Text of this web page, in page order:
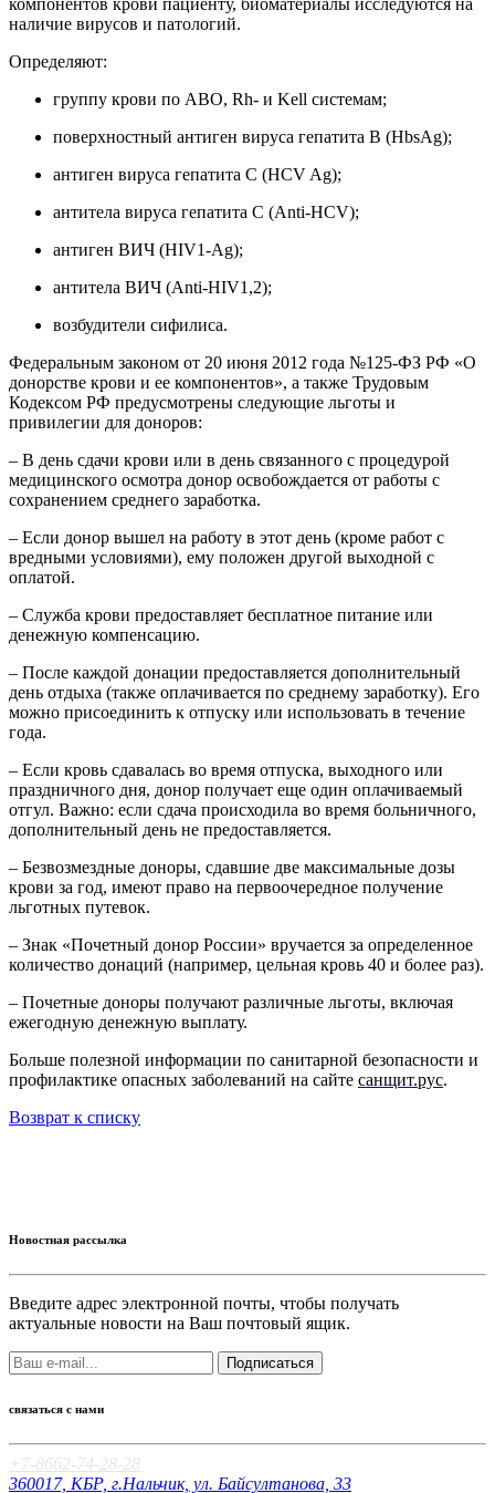
компонентов крови пациенту, биоматериалы исследуются на
наличие вирусов и патологий.
Определяют:
группу крови по АВО, Rh- и Kell системам;
поверхностный антиген вируса гепатита В (HbsAg);
антиген вируса гепатита С (HCV Ag);
антитела вируса гепатита С (Anti-HCV);
антиген ВИЧ (HIV1-Ag);
антитела ВИЧ (Anti-HIV1,2);
возбудители сифилиса.
Федеральным законом от 20 июня 2012 года №125-ФЗ РФ «О
донорстве крови и ее компонентов», а также Трудовым
Кодексом РФ предусмотрены следующие льготы и
привилегии для доноров:
– В день сдачи крови или в день связанного с процедурой
медицинского осмотра донор освобождается от работы с
сохранением среднего заработка.
– Если донор вышел на работу в этот день (кроме работ с
вредными условиями), ему положен другой выходной с
оплатой.
– Служба крови предоставляет бесплатное питание или
денежную компенсацию.
– После каждой донации предоставляется дополнительный
день отдыха (также оплачивается по среднему заработку). Его
можно присоединить к отпуску или использовать в течение
года.
– Если кровь сдавалась во время отпуска, выходного или
праздничного дня, донор получает еще один оплачиваемый
отгул. Важно: если сдача происходила во время больничного,
дополнительный день не предоставляется.
– Безвозмездные доноры, сдавшие две максимальные дозы
крови за год, имеют право на первоочередное получение
льготных путевок.
– Знак «Почетный донор России» вручается за определенное
количество донаций (например, цельная кровь 40 и более раз).
– Почетные доноры получают различные льготы, включая
ежегодную денежную выплату.
Больше полезной информации по санитарной безопасности и
профилактике опасных заболеваний на сайте санщит.рус.
Возврат к списку
Новостная рассылка
Введите адрес электронной почты, чтобы получать
актуальные новости на Ваш почтовый ящик.
Подписаться
связаться с нами
+7-8662-74-28-28
360017, КБР, г.Нальчик, ул. Байсултанова, 33